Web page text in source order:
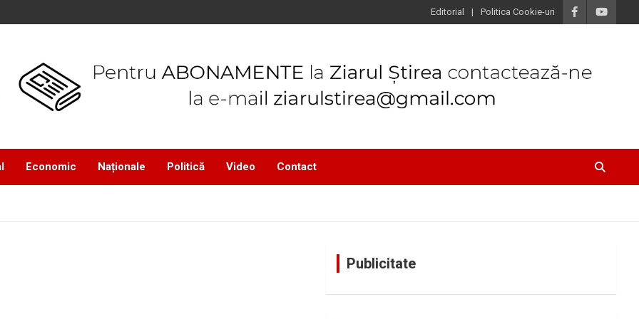
Editorial Politica Cookie-uri
Economic Naționale Politică Video Contact
Publicitate